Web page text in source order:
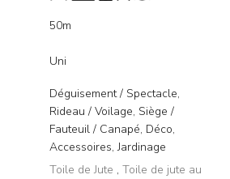
50m
Uni
Déguisement / Spectacle,
Rideau / Voilage, Siège /
Fauteuil / Canapé, Déco,
Accessoires, Jardinage
Toile de Jute , Toile de jute au